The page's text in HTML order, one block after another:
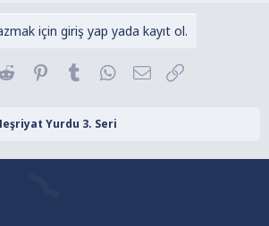
için giriş yap yada kayıt ol.
Reddit Pinterest
Tumblr WhatsApp
E-posta
Yurdu 3. Seri